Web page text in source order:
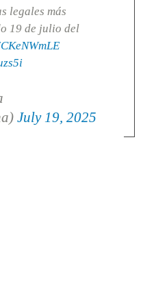
legales más
19 de julio del
July 19, 2025